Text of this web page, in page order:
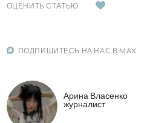
ОЦЕНИТЬ СТАТЬЮ
ПОДПИШИТЕСЬ НА НАС В MAX
Арина Власенко
журналист